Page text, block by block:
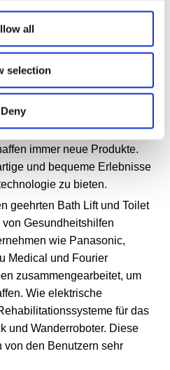
all
selection
Deny
und Innovation
in der Branche. Wir halten
immer neue Produkte.
und bequeme Erlebnisse
zu bieten.
geehrten Bath Lift und Toilet
Gesundheitshilfen
wie Panasonic,
Medical und Fourier
zusammengearbeitet, um
Wie elektrische
für das
und Wanderroboter. Diese
von den Benutzern sehr